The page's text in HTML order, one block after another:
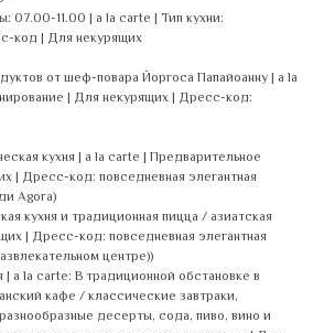
07.00-11.00 | a la carte | Тип кухни:
код | Для некурящих
от шеф-повара Йоргоса Папайоанну | a la
| Для некурящих | Дресс-код:
кухня | a la carte | Предварительное
| Дресс-код: повседневная элегантная
Agora)
кухня и традиционная пицца / азиатская
| Дресс-код: повседневная элегантная
центре))
| a la carte: В традиционной обстановке в
кафе / классические завтраки,
десерты, сода, пиво, вино и